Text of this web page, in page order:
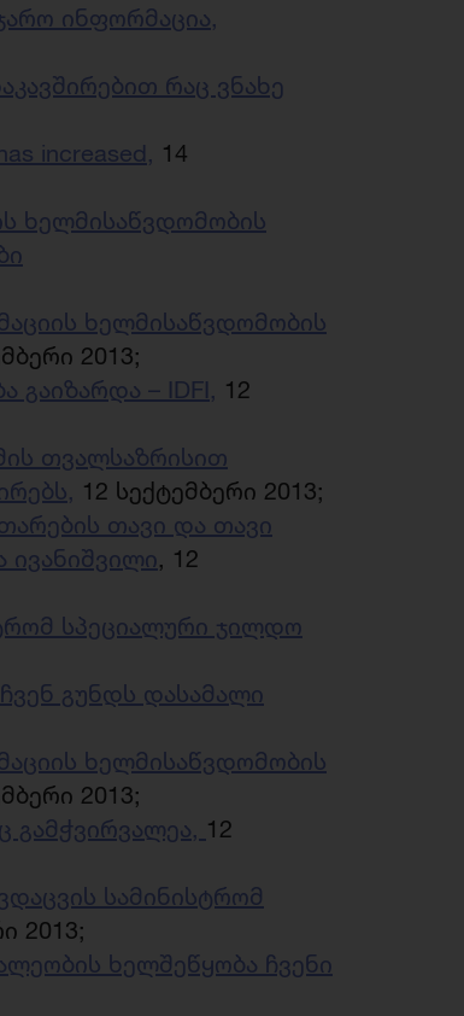
ინფორმაცია,
რაც ვნახე
increased, 14
ხელმისაწვდომობის
ხელმისაწვდომობის
2013;
გაიზარდა – IDFI, 12
თვალსაზრისით
12 სექტემბერი 2013;
თავი და თავი
ივანიშვილი, 12
სპეციალური ჯილდო
გუნდს დასამალი
ხელმისაწვდომობის
2013;
გამჭვირვალეა, 12
სამინისტრომ
2013;
ხელშეწყობა ჩვენი